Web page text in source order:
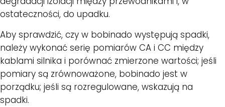
ostateczności, do upadku.
Aby sprawdzić, czy w bobinado występują spadki,
należy wykonać serię pomiarów CA i CC między
kablami silnika i porównać zmierzone wartości; jeśli
pomiary są zrównoważone, bobinado jest w
porządku; jeśli są rozregulowane, wskazują na
spadki.